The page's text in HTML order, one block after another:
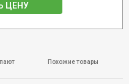
ЦЕНУ
Похожие товары